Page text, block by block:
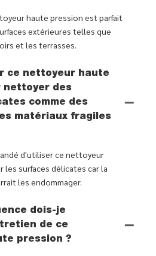
haute pression est parfait
extérieures telles que
et les terrasses.
ce nettoyeur haute
nettoyer des
comme des
matériaux fragiles
d'utiliser ce nettoyeur
les surfaces délicates car la
les endommager.
dois-je
de ce
pression ?